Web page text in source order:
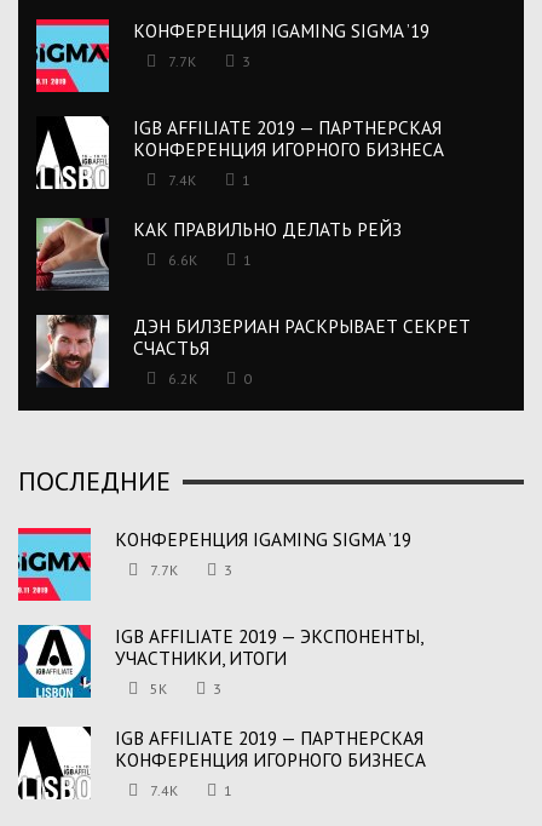
КОНФЕРЕНЦИЯ IGAMING SIGMA ’19
7.7K 3
IGB AFFILIATE 2019 — ПАРТНЕРСКАЯ
КОНФЕРЕНЦИЯ ИГОРНОГО БИЗНЕСА
7.4K 1
КАК ПРАВИЛЬНО ДЕЛАТЬ РЕЙЗ
6.6K 1
ДЭН БИЛЗЕРИАН РАСКРЫВАЕТ СЕКРЕТ
СЧАСТЬЯ
6.2K 0
ПОСЛЕДНИЕ
КОНФЕРЕНЦИЯ IGAMING SIGMA ’19
7.7K 3
IGB AFFILIATE 2019 — ЭКСПОНЕНТЫ,
УЧАСТНИКИ, ИТОГИ
5K 3
IGB AFFILIATE 2019 — ПАРТНЕРСКАЯ
КОНФЕРЕНЦИЯ ИГОРНОГО БИЗНЕСА
7.4K 1